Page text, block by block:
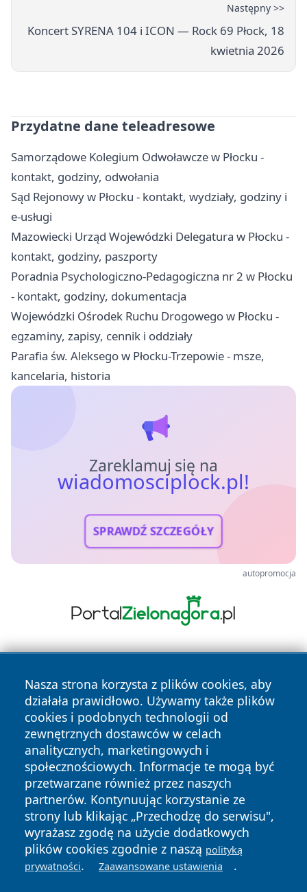
Następny >>
Koncert SYRENA 104 i ICON — Rock 69 Płock, 18
kwietnia 2026
Przydatne dane teleadresowe
Samorządowe Kolegium Odwoławcze w Płocku -
kontakt, godziny, odwołania
Sąd Rejonowy w Płocku - kontakt, wydziały, godziny i
e-usługi
Mazowiecki Urząd Wojewódzki Delegatura w Płocku -
kontakt, godziny, paszporty
Poradnia Psychologiczno-Pedagogiczna nr 2 w Płocku
- kontakt, godziny, dokumentacja
Wojewódzki Ośrodek Ruchu Drogowego w Płocku -
egzaminy, zapisy, cennik i oddziały
Parafia św. Aleksego w Płocku-Trzepowie - msze,
kancelaria, historia
Zareklamuj się na
wiadomosciplock.pl!
SPRAWDŹ SZCZEGÓŁY
autopromocja
Nasza strona korzysta z plików cookies, aby
działała prawidłowo. Używamy także plików
cookies i podobnych technologii od
zewnętrznych dostawców w celach
analitycznych, marketingowych i
społecznościowych. Informacje te mogą być
przetwarzane również przez naszych
partnerów. Kontynuując korzystanie ze
strony lub klikając „Przechodzę do serwisu",
wyrażasz zgodę na użycie dodatkowych
plików cookies zgodnie z naszą polityką
prywatności. Zaawansowane ustawienia .
Copyright © 2026 wiadomosciplock.pl Wszystkie prawa
zastrzeżone.
News Autorzy
Polityka
Prywatności
Polityka
Cookies